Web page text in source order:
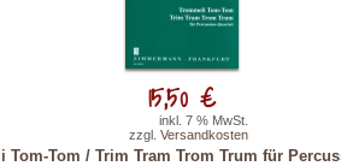
Tom-Tom / Trim Tram Trom Trum für
15,50 €
inkl. 7 % MwSt.
zzgl. Versandkosten